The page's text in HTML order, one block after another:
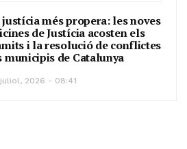
justícia més propera: les noves
de Justícia acosten els
i la resolució de conflictes
municipis de Catalunya
juliol, 2026 - 08:41